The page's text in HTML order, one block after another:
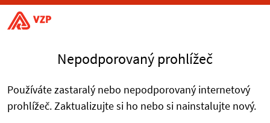
Nepodporovaný prohlížeč
Používáte zastaralý nebo nepodporovaný internetový
prohlížeč. Zaktualizujte si ho nebo si nainstalujte nový.